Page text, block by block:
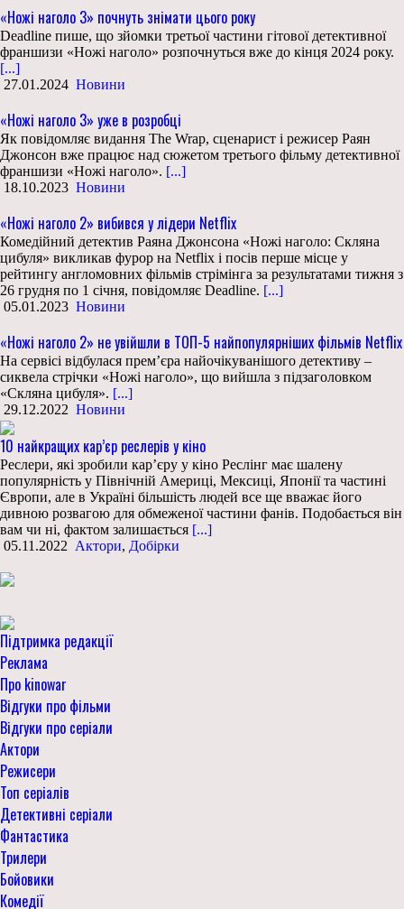
«Ножі наголо 3» почнуть знімати цього року
Deadline пише, що зйомки третьої частини гітової детективної
франшизи «Ножі наголо» розпочнуться вже до кінця 2024 року.
[...]
27.01.2024 Новини
«Ножі наголо 3» уже в розробці
Як повідомляє видання The Wrap, сценарист і режисер Раян
Джонсон вже працює над сюжетом третього фільму детективної
франшизи «Ножі наголо». [...]
18.10.2023 Новини
«Ножі наголо 2» вибився у лідери Netflix
Комедійний детектив Раяна Джонсона «Ножі наголо: Скляна
цибуля» викликав фурор на Netflix і посів перше місце у
рейтингу англомовних фільмів стрімінга за результатами тижня з
26 грудня по 1 січня, повідомляє Deadline. [...]
05.01.2023 Новини
«Ножі наголо 2» не увійшли в ТОП-5 найпопулярніших фільмів Netflix
На сервісі відбулася прем’єра найочікуванішого детективу –
сиквела стрічки «Ножі наголо», що вийшла з підзаголовком
«Скляна цибуля». [...]
29.12.2022 Новини
10 найкращих кар’єр реслерів у кіно
Реслери, які зробили кар’єру у кіно Реслінг має шалену
популярність у Північній Америці, Мексиці, Японії та частині
Європи, але в Україні більшість людей все ще вважає його
дивною розвагою для обмеженої частини фанів. Подобається він
вам чи ні, фактом залишається [...]
05.11.2022 Актори, Добірки
Підтримка редакції
Реклама
Про kinowar
Відгуки про фільми
Відгуки про серіали
Актори
Режисери
Топ серіалів
Детективні серіали
Фантастика
Трилери
Бойовики
Комедії